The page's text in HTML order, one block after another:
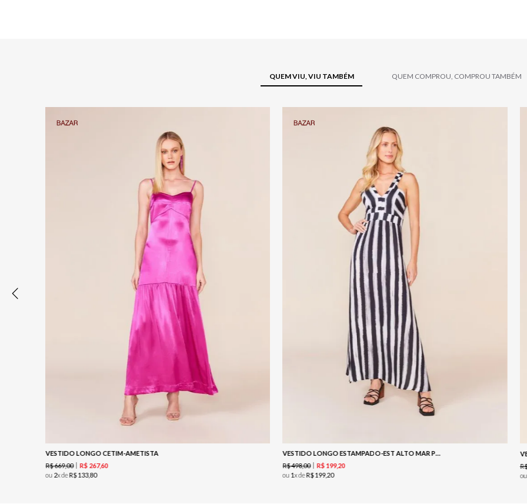
QUEM VIU, VIU TAMBÉM QUEM COMPROU, COMPROU TAMBÉM
VESTIDO LONGO CETIM-AMETISTA
R$669,00 R$ 267,60
ou 2x deR$133,80
VESTIDO LONGO ESTAMPADO-EST ALTO MAR PRETO
R$498,00 R$ 199,20
ou 1x deR$199,20
ou